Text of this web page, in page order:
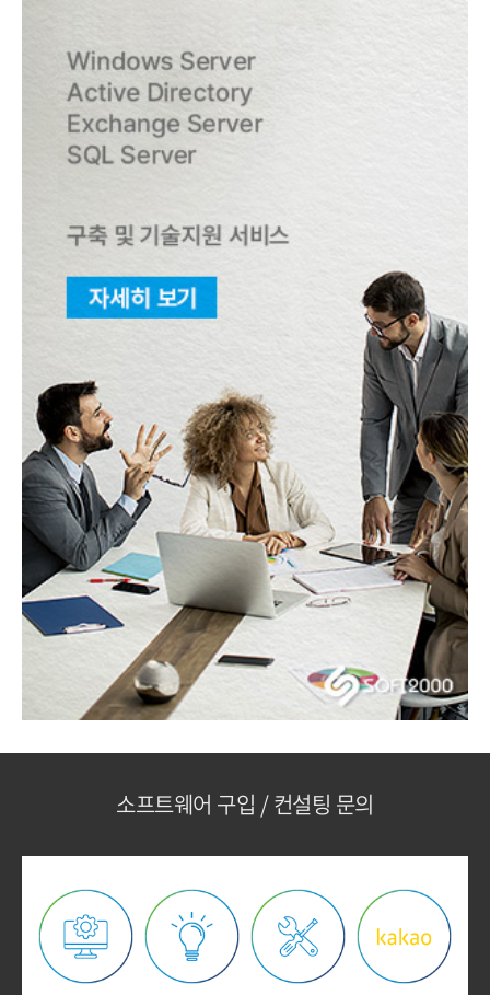
소프트웨어 구입 / 컨설팅 문의